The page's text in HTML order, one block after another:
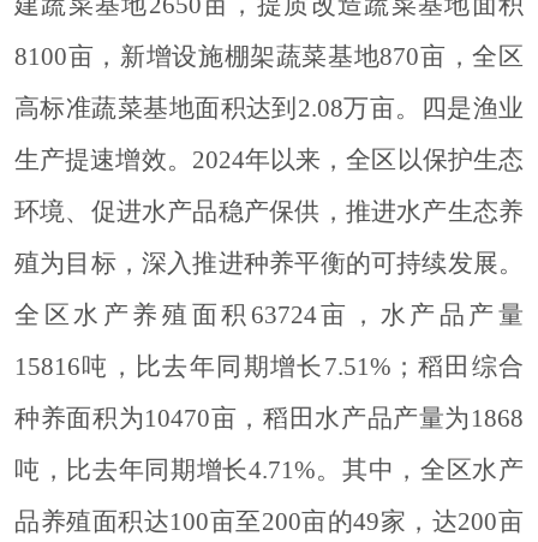
8100亩，新增设施棚架蔬菜基地870亩，全区
高标准蔬菜基地面积达到2.08万亩。 四是渔业
生产提速增效。 2024年以来，全区以保护生态
环境、促进水产品稳产保供，推进水产生态养
殖为目标，深入推进种养平衡的可持续发展。
全区水产养殖面积 63724亩，水产品产量
15816吨，比去年同期增长7.51%；稻田综合
种养面积为10470亩，稻田水产品产量为1868
吨，比去年同期增长4.71%。其中，全区水产
品养殖面积达100亩至200亩的49家，达200亩